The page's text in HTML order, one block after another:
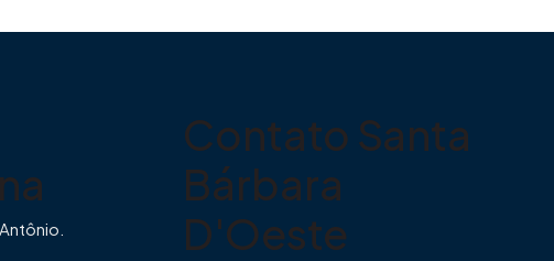
Contato Santa
Bárbara
D'Oeste